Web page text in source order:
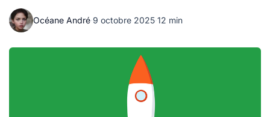
Océane André·9 octobre 2025·12 min